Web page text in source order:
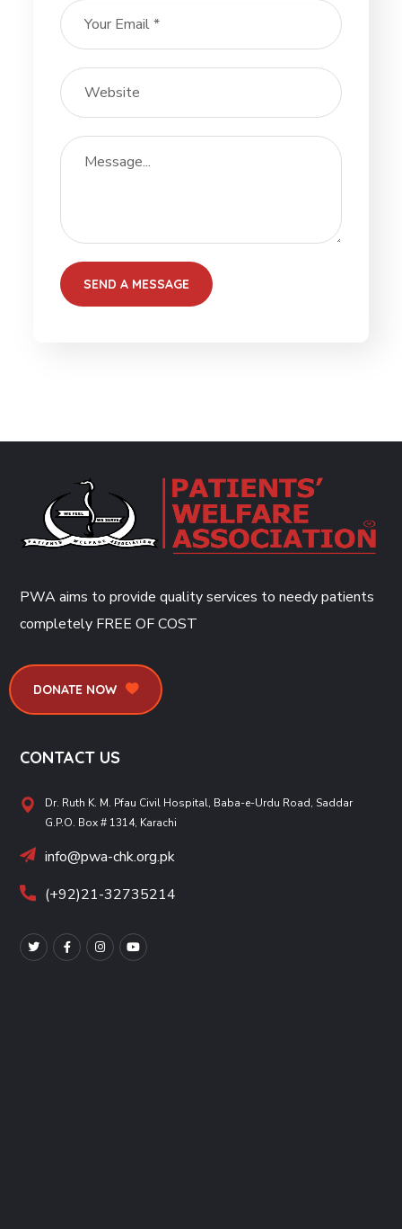
PWA aims to provide quality services to needy patients
completely FREE OF COST
DONATE NOW
CONTACT US
Dr. Ruth K. M. Pfau Civil Hospital, Baba-e-Urdu Road, Saddar
G.P.O. Box # 1314, Karachi
info@pwa-chk.org.pk
(+92)21-32735214